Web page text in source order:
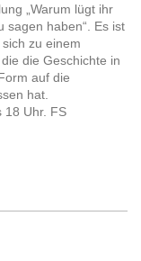
„Warum lügt ihr
sagen haben“. Es ist
zu einem
die Geschichte in
auf die
hat.
18 Uhr. FS